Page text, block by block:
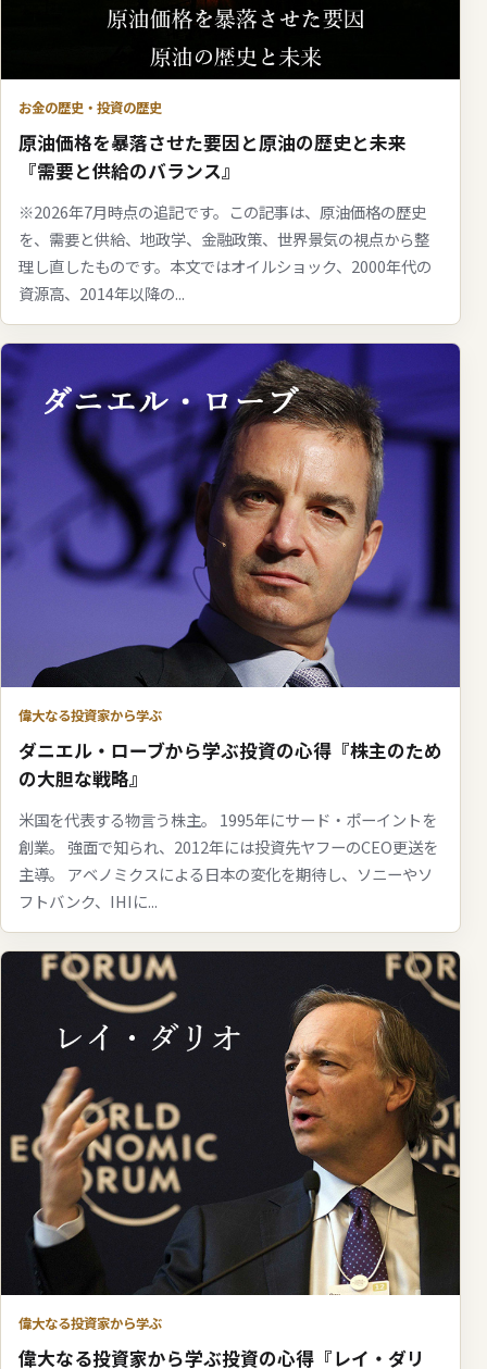
お金の歴史・投資の歴史
原油価格を暴落させた要因と原油の歴史と未来
『需要と供給のバランス』
※2026年7月時点の追記です。この記事は、原油価格の歴史
を、需要と供給、地政学、金融政策、世界景気の視点から整
理し直したものです。本文ではオイルショック、2000年代の
資源高、2014年以降の...
偉大なる投資家から学ぶ
ダニエル・ローブから学ぶ投資の心得『株主のため
の大胆な戦略』
米国を代表する物言う株主。 1995年にサード・ポーイントを
創業。 強面で知られ、2012年には投資先ヤフーのCEO更送を
主導。 アベノミクスによる日本の変化を期待し、ソニーやソ
フトバンク、IHIに...
偉大なる投資家から学ぶ
偉大なる投資家から学ぶ投資の心得『レイ・ダリ